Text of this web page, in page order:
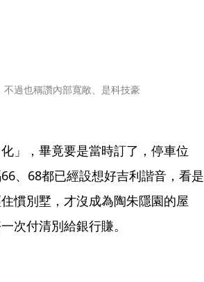
過也稱讚內部寬敞、是科技豪
」，畢竟要是當時訂了，停車位
、68都已經設想好吉利諧音，看是
慣別墅，才沒成為陶朱隱園的屋
次付清別給銀行賺。